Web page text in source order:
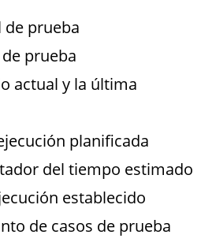
de prueba
prueba
actual y la última
planificada
del tiempo estimado
establecido
de casos de prueba